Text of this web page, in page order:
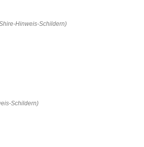
Hinweis-Schildern)
Schildern)